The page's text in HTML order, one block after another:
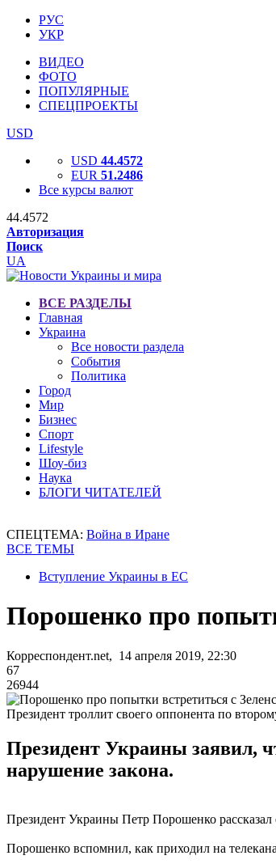
РУС
УКР
ВИДЕО
ФОТО
ПОПУЛЯРНЫЕ
СПЕЦПРОЕКТЫ
USD
USD 44.4572
EUR 51.2486
Все курсы валют
44.4572
Авторизация
Поиск
UA
ВСЕ РАЗДЕЛЫ
Главная
Украина
Все новости раздела
События
Политика
Город
Мир
Бизнес
Спорт
Lifestyle
Шоу-биз
Наука
БЛОГИ ЧИТАТЕЛЕЙ
СПЕЦТЕМА: Война в Иране
ВСЕ ТЕМЫ
Вступление Украины в ЕС
Порошенко про
Корреспондент.net, 14 апреля 2019, 22:30
67
26944
Президент троллит своего оппонента по
Президент Украины заявил,
нарушение закона.
Президент Украины Петр Порошенко
Порошенко вспомнил, как приходил на